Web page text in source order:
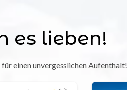
es lieben!
einen unvergesslichen Aufenthalt!